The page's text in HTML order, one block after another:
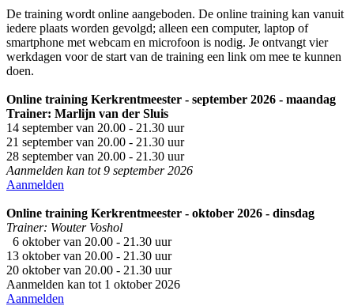
De training wordt online aangeboden. De online training kan vanuit
iedere plaats worden gevolgd; alleen een computer, laptop of
smartphone met webcam en microfoon is nodig. Je ontvangt vier
werkdagen voor de start van de training een link om mee te kunnen
doen.
Online training Kerkrentmeester - september 2026 - maandag
Trainer: Marlijn van der Sluis
14 september van 20.00 - 21.30 uur
21 september van 20.00 - 21.30 uur
28 september van 20.00 - 21.30 uur
Aanmelden kan tot 9 september 2026
Aanmelden
Online training Kerkrentmeester - oktober 2026 - dinsdag
Trainer: Wouter Voshol
6 oktober van 20.00 - 21.30 uur
13 oktober van 20.00 - 21.30 uur
20 oktober van 20.00 - 21.30 uur
Aanmelden kan tot 1 oktober 2026
Aanmelden